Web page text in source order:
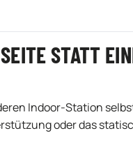
STATT
Indoor-Station
oder das